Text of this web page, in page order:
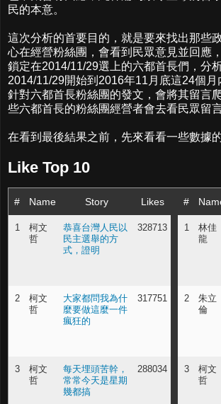
民的本意。
這次分析的首要目的，就是要來找出那些
心在經營粉絲團，會看到民眾意見並回應
鎖定在2014/11/29選上的六都首長們，分
2014/11/29開始到2016年11月底這24個月
針對六都首長粉絲團的發文，會將其留言
些六都首長的粉絲團經營者會去看民眾留言
在看到最後結果之前，先來看看一些數據的
Like Top 10
# Name Story Likes #
1
柯文
哲
恭喜台灣人民以
民主選舉的方
式，證明
328713 1
林佳
龍
2
柯文
哲
大家都問我為什
麼要做這麼一件
瘋狂的
317751 2
朱立
倫
3
柯文
哲
每天埋頭苦幹，
常常今天是星期
幾都搞
288034 3
柯文
哲